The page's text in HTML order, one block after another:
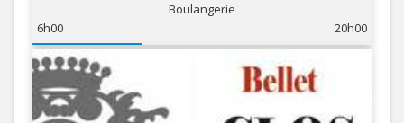
Boulangerie
6h00
20h00